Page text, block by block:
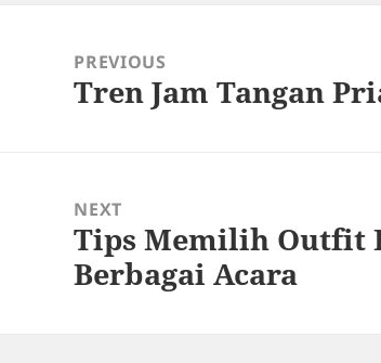
navigationPREVIOUS
Previous
Tren Jam Tangan
NEXT
Next
post:
Tips Memilih Outfit
Berbagai Acara